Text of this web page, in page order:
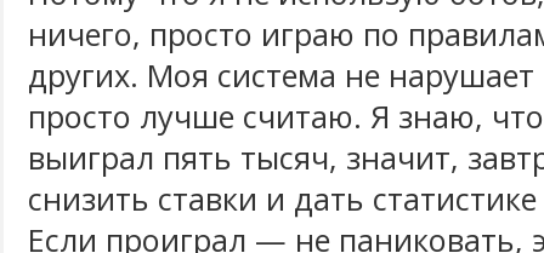
ничего, просто играю по
других. Моя система не
просто лучше считаю. Я знаю,
выиграл пять тысяч, значит,
снизить ставки и дать
Если проиграл — не паниковать,